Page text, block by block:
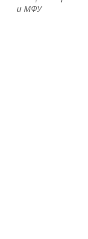
и МФУ